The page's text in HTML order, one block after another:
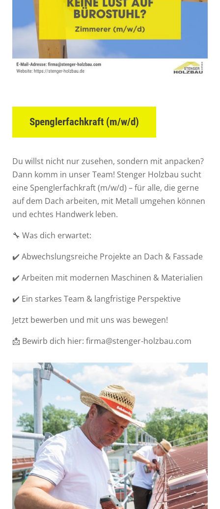
Spenglerfachkraft (m/w/d)
Du willst nicht nur zusehen, sondern mit anpacken?
Dann komm in unser Team! Stenger Holzbau sucht
eine Spenglerfachkraft(m/w/d) – für alle, die gerne
auf dem Dach arbeiten, mit Metall umgehen können
und echtes Handwerk leben.
🔧 Was dich erwartet:
✔️ Abwechslungsreiche Projekte an Dach & Fassade
✔️ Arbeiten mit modernen Maschinen & Materialien
✔️ Ein starkes Team & langfristige Perspektive
Jetzt bewerben und mit uns was bewegen!
📩 Bewirb dich hier: firma@stenger-holzbau.com